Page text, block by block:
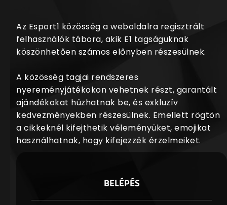
Az Esport1 közösség a weboldalra regisztrált
felhasználók tábora, akik E1 tagságuknak
köszönhetően számos előnyben részesülnek.
A közösség tagjai rendszeres
nyereményjátékokon vehetnek részt, garantált
ajándékokat húzhatnak be, és exkluzív
kedvezményekben részesülnek. Emellett rögtön
a cikkeknél kifejthetik véleményüket, emojikat
használhatnak, hogy kifejezzék érzelmeiket.
BELÉPÉS